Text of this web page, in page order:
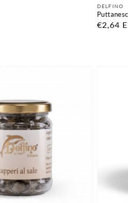
DELFINO
Prezzo
€2,64